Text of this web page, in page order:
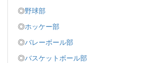
◎野球部
◎ホッケー部
◎バレーボール部
◎バスケットボール部